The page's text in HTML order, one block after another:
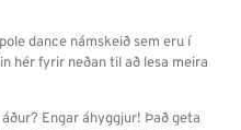
dance námskeið sem eru í
hér fyrir neðan til að lesa meira
Engar áhyggjur! Það geta